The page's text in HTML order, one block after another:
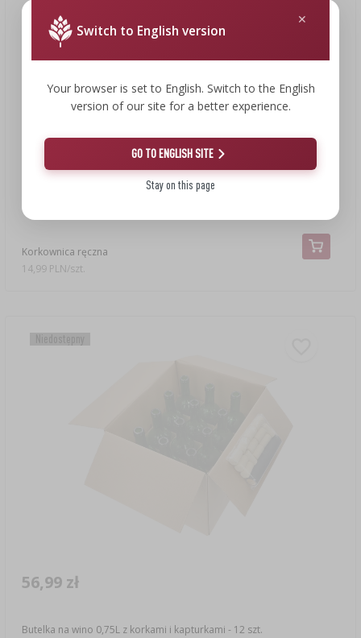
Korkownica ręczna
14,99 zł
14,99 PLN/szt.
Butelka na wino 0,75L z korkami i kapturkami - 12 szt.
56,99 zł
Switch to English version
Your browser is set to English. Switch to the English
version of our site for a better experience.
GO TO ENGLISH SITE
Stay on this page